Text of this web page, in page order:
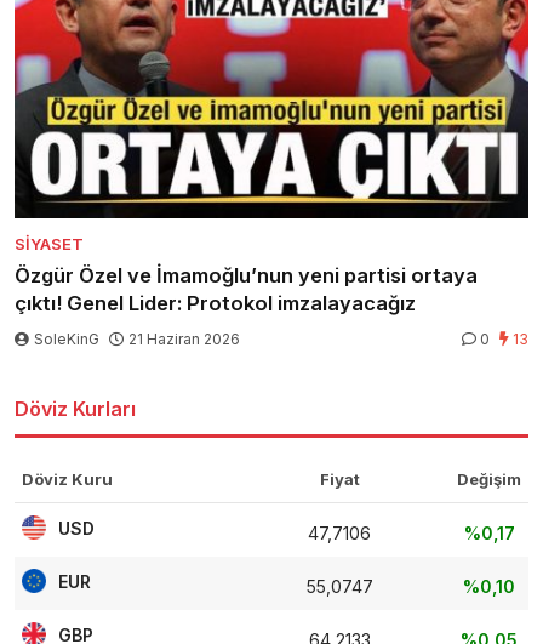
SIYASET
Özgür Özel ve İmamoğlu’nun yeni partisi ortaya
çıktı! Genel Lider: Protokol imzalayacağız
SoleKinG 21 Haziran 2026 0 13
Döviz Kurları
Döviz Kuru Fiyat Değişim
USD 47,7106 %0,17
EUR 55,0747 %0,10
GBP